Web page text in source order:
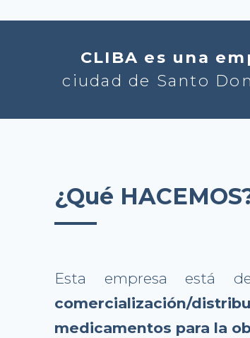
CLIBA es una
ciudad de Santo
¿Qué
Esta empresa está
comercialización/
medicamentos para la